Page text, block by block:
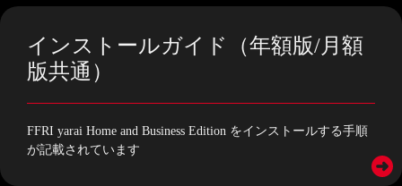
インストールガイド（年額版/月額
版共通）
FFRI yarai Home and Business Edition をインストールする手順
が記載されています